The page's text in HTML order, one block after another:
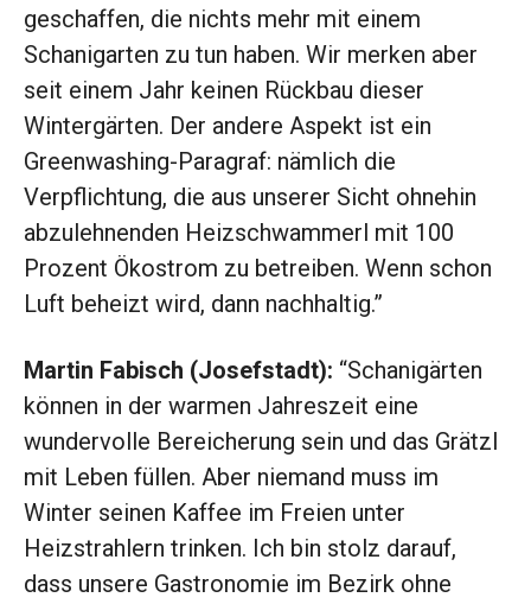
geschaffen, die nichts mehr mit einem
Schanigarten zu tun haben. Wir merken aber
seit einem Jahr keinen Rückbau dieser
Wintergärten. Der andere Aspekt ist ein
Greenwashing-Paragraf: nämlich die
Verpflichtung, die aus unserer Sicht ohnehin
abzulehnenden Heizschwammerl mit 100
Prozent Ökostrom zu betreiben. Wenn schon
Luft beheizt wird, dann nachhaltig.”
Martin Fabisch (Josefstadt): “Schanigärten
können in der warmen Jahreszeit eine
wundervolle Bereicherung sein und das Grätzl
mit Leben füllen. Aber niemand muss im
Winter seinen Kaffee im Freien unter
Heizstrahlern trinken. Ich bin stolz darauf,
dass unsere Gastronomie im Bezirk ohne